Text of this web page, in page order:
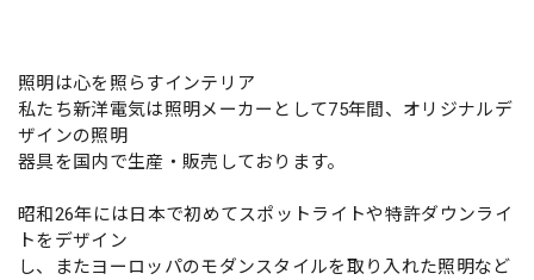
照明は心を照らすインテリア
私たち新洋電気は照明メーカーとして75年間、オリジナルデ
ザインの照明
器具を国内で生産・販売しております。
昭和26年には日本で初めてスポットライトや特許ダウンライ
トをデザイン
し、またヨーロッパのモダンスタイルを取り入れた照明など